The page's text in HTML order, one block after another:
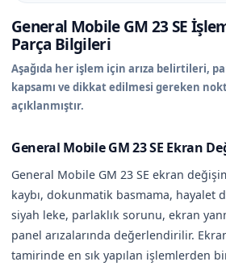
General Mobile GM 23 SE
Parça Bilgileri
Aşağıda her işlem için arıza belirtileri,
kapsamı ve dikkat edilmesi gereken
açıklanmıştır.
General Mobile GM 23 SE Ekran
General Mobile GM 23 SE ekran
kaybı, dokunmatik basmama, hayalet
siyah leke, parlaklık sorunu, ekran
panel arızalarında değerlendirilir.
tamirinde en sık yapılan işlemlerden